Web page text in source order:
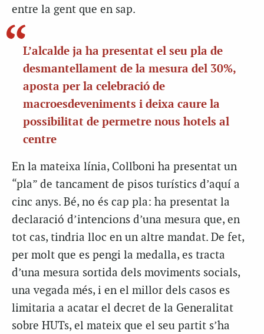
entre la gent que en sap.
L’alcalde ja ha presentat el seu pla de
desmantellament de la mesura del 30%,
aposta per la celebració de
macroesdeveniments i deixa caure la
possibilitat de permetre nous hotels al
centre
En la mateixa línia, Collboni ha presentat un
“pla” de tancament de pisos turístics d’aquí a
cinc anys. Bé, no és cap pla: ha presentat la
declaració d’intencions d’una mesura que, en
tot cas, tindria lloc en un altre mandat. De fet,
per molt que es pengi la medalla, es tracta
d’una mesura sortida dels moviments socials,
una vegada més, i en el millor dels casos es
limitaria a acatar el decret de la Generalitat
sobre HUTs, el mateix que el seu partit s’ha